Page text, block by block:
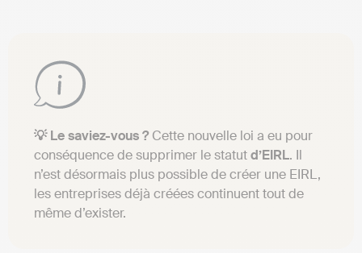
💡 Le saviez-vous ? Cette nouvelle loi a eu pour
conséquence de supprimer le statutd’EIRL. Il
n’est désormais plus possible de créer une EIRL,
les entreprises déjà créées continuent tout de
même d’exister.